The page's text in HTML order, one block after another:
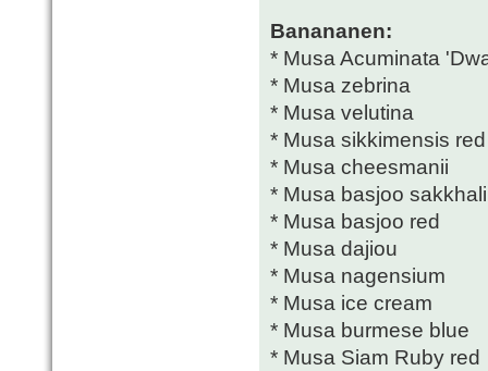
Banananen:
* Musa Acuminata
* Musa zebrina
* Musa velutina
* Musa sikkimensis
* Musa cheesmanii
* Musa basjoo
* Musa basjoo red
* Musa dajiou
* Musa nagensium
* Musa ice cream
* Musa burmese blue
* Musa Siam Ruby red